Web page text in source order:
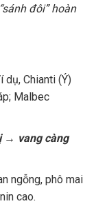
đôi” hoàn
dụ, Chianti (Ý)
Malbec
→ vang càng
ngỗng, phô mai
cao.